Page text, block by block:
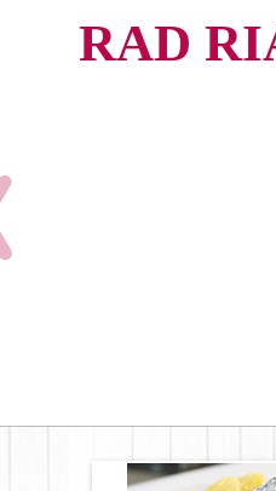
RAD